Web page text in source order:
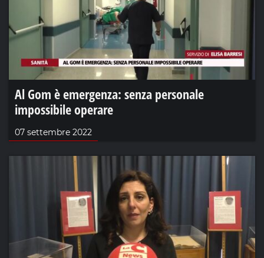
Al Gom è emergenza: senza personale
impossibile operare
07 settembre 2022